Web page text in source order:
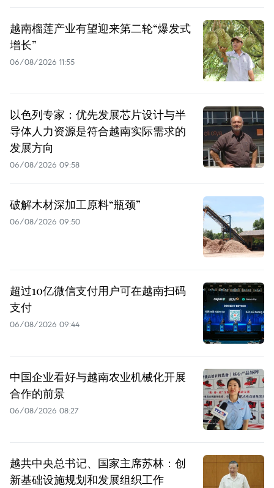
越南榴莲产业有望迎来第二轮“爆发式
增长”
06/08/2026 11:55
以色列专家：优先发展芯片设计与半
导体人力资源是符合越南实际需求的
发展方向
06/08/2026 09:58
破解木材深加工原料“瓶颈”
06/08/2026 09:50
超过10亿微信支付用户可在越南扫码
支付
06/08/2026 09:44
中国企业看好与越南农业机械化开展
合作的前景
06/08/2026 08:27
越共中央总书记、国家主席苏林：创
新基础设施规划和发展组织工作